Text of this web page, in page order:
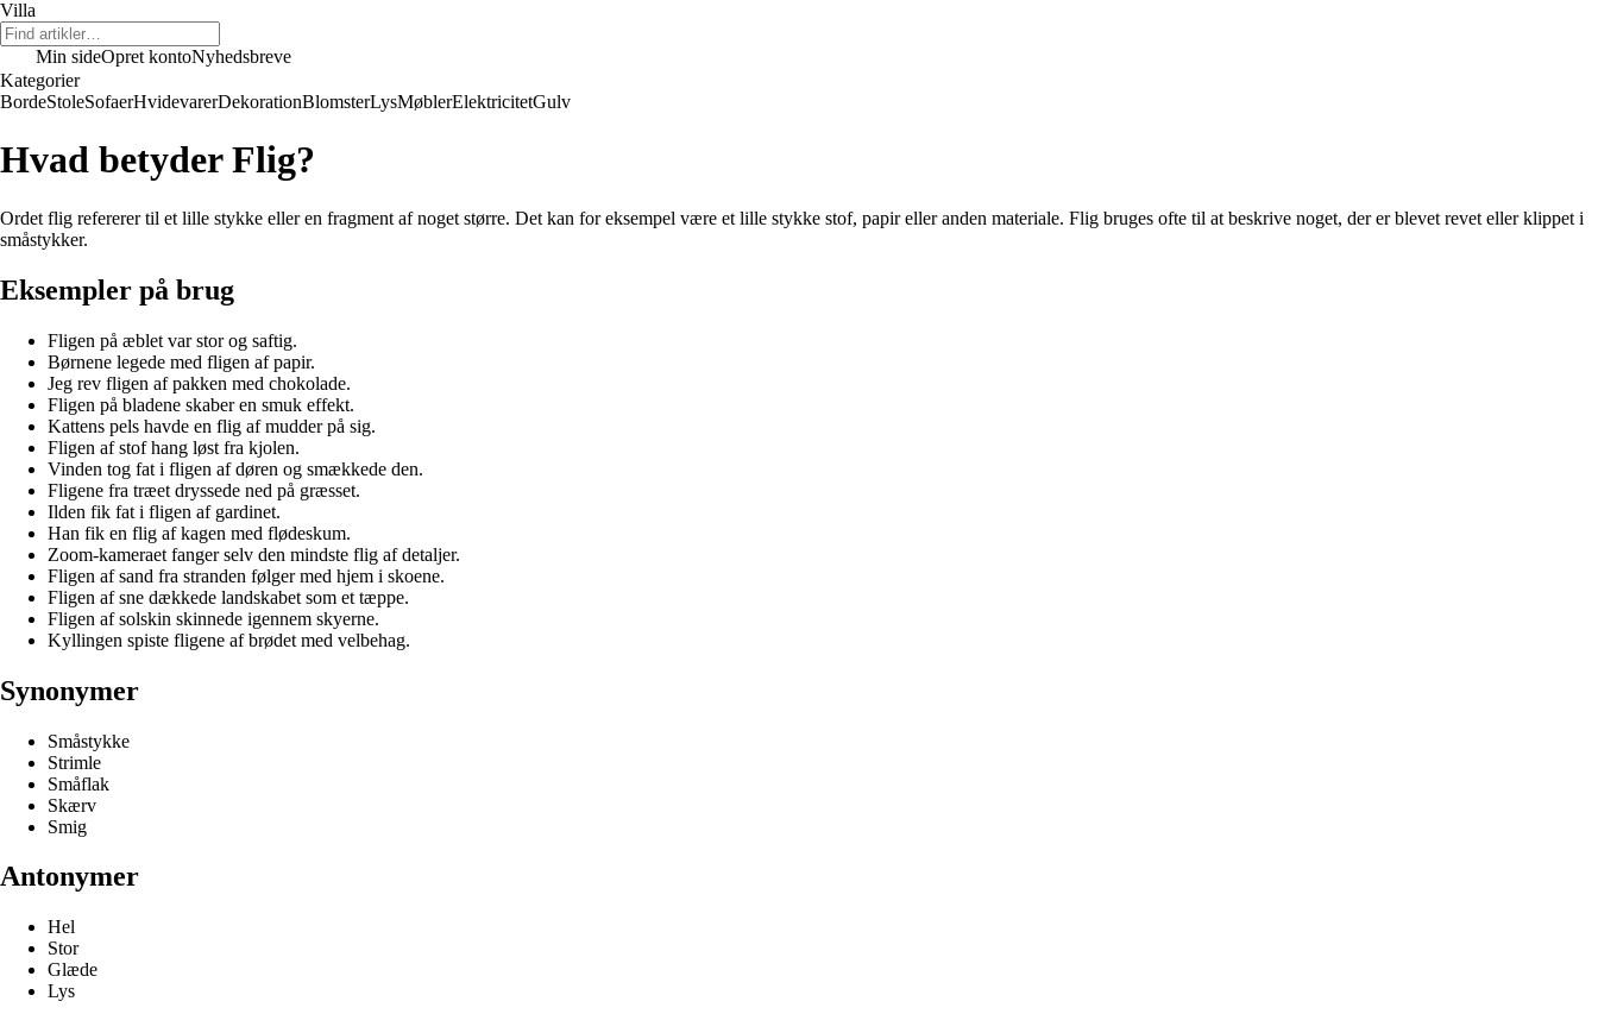
Villa
Min sideOpret kontoNyhedsbreve
Kategorier
BordeStoleSofaerHvidevarerDekorationBlomsterLysMøblerElektricitetGulv
Hvad betyder Flig?
Ordet flig refererer til et lille stykke eller en fragment af noget større. Det kan for eksempel være et lille stykke stof, papir eller anden materiale. Flig bruges ofte til at beskrive noget, der er blevet revet eller klippet i
småstykker.
Eksempler på brug
Fligen på æblet var stor og saftig.
Børnene legede med fligen af papir.
Jeg rev fligen af pakken med chokolade.
Fligen på bladene skaber en smuk effekt.
Kattens pels havde en flig af mudder på sig.
Fligen af stof hang løst fra kjolen.
Vinden tog fat i fligen af døren og smækkede den.
Fligene fra træet dryssede ned på græsset.
Ilden fik fat i fligen af gardinet.
Han fik en flig af kagen med flødeskum.
Zoom-kameraet fanger selv den mindste flig af detaljer.
Fligen af sand fra stranden følger med hjem i skoene.
Fligen af sne dækkede landskabet som et tæppe.
Fligen af solskin skinnede igennem skyerne.
Kyllingen spiste fligene af brødet med velbehag.
Synonymer
Småstykke
Strimle
Småflak
Skærv
Smig
Antonymer
Hel
Stor
Glæde
Lys